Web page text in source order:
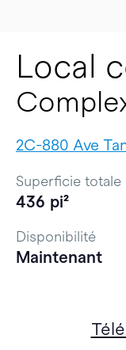
Local
2C-880 Ave
Superficie totale
436 pi²
Disponibilité
Maintenant